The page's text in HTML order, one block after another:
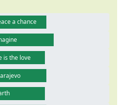
a chance
is the love